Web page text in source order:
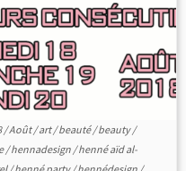
/Août/art/beauté/beauty/
/hennadesign /henné aïd al-